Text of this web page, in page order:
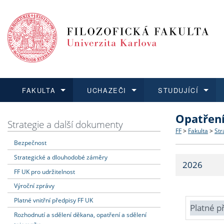
FAKULTA
Dozvědět se více
Struktura
Strategie
Fakultní
UCHAZEČI
Podat přihlášku
Co
Učitelské
STUDUJÍCÍ
Dozvědět se více
Dozvědět se více
O vědě a
Dozvědět se více
Aktuální
Strategie a další dokumenty
Bezpečnost
Strategické a dlouhodobé záměry
FF UK pro udržitelnost
Výroční zprávy
Platné vnitřní předpisy FF UK
Rozhodnutí a sdělení děkana, opatření a sdělení
FF > Fakulta >
2026
Platné